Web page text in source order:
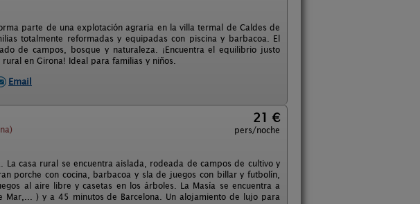
parte de una explotación agraria en la villa termal de Caldes de
totalmente reformadas y equipadas con piscina y barbacoa. El
de campos, bosque y naturaleza. ¡Encuentra el equilibrio justo
en Girona! Ideal para familias y niños.
Email
21 €
pers/noche
La casa rural se encuentra aislada, rodeada de campos de cultivo y
porche con cocina, barbacoa y sla de juegos con billar y futbolín,
al aire libre y casetas en los árboles. La Masía se encuentra a
Mar,... ) y a 45 minutos de Barcelona. Un alojamiento de lujo para